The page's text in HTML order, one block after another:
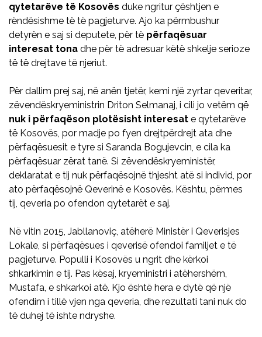
qytetarëve të Kosovës duke ngritur çështjen e
rëndësishme të të pagjeturve. Ajo ka përmbushur
detyrën e saj si deputete, për të përfaqësuar
interesat tona dhe për të adresuar këtë shkelje serioze
të të drejtave të njeriut.
Për dallim prej saj, në anën tjetër, kemi një zyrtar qeveritar,
zëvendëskryeministrin Driton Selmanaj, i cili jo vetëm që
nuk i përfaqëson plotësisht interesat e qytetarëve
të Kosovës, por madje po fyen drejtpërdrejt ata dhe
përfaqësuesit e tyre si Saranda Bogujevcin, e cila ka
përfaqësuar zërat tanë. Si zëvendëskryeministër,
deklaratat e tij nuk përfaqësojnë thjesht atë si individ, por
ato përfaqësojnë Qeverinë e Kosovës. Kështu, përmes
tij, qeveria po ofendon qytetarët e saj.
Në vitin 2015, Jabllanoviç, atëherë Ministër i Qeverisjes
Lokale, si përfaqësues i qeverisë ofendoi familjet e të
pagjeturve. Populli i Kosovës u ngrit dhe kërkoi
shkarkimin e tij. Pas kësaj, kryeministri i atëhershëm,
Mustafa, e shkarkoi atë. Kjo është hera e dytë që një
ofendim i tillë vjen nga qeveria, dhe rezultati tani nuk do
të duhej të ishte ndryshe.